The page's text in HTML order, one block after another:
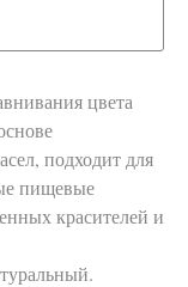
цвета
подходит для
пищевые
красителей и